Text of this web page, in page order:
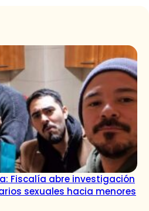
Fiscalía abre investigación
sexuales hacia menores